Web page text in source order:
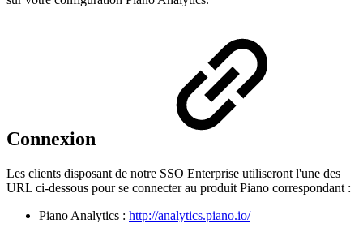
Connexion
Les clients disposant de notre SSO Enterprise utiliseront l'une des
URL ci-dessous pour se connecter au produit Piano correspondant :
Piano Analytics : http://analytics.piano.io/